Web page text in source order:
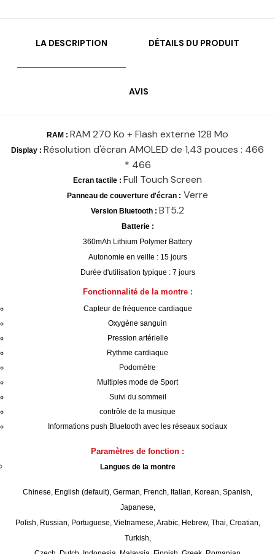
LA DESCRIPTION DÉTAILS DU PRODUIT
AVIS
RAM : RAM 270 Ko + Flash externe 128 Mo
Display : Résolution d'écran AMOLED de 1,43 pouces : 466
* 466
Ecran tactile : Full Touch Screen
Panneau de couverture d'écran : Verre
Version Bluetooth : BT5.2
Batterie :
360mAh Lithium Polymer Battery
Autonomie en veille : 15 jours
Durée d'utilisation typique : 7 jours
Fonctionnalité de la montre :
Capteur de fréquence cardiaque
Oxygène sanguin
Pression artérielle
Rythme cardiaque
Podomètre
Multiples mode de Sport
Suivi du sommeil
contrôle de la musique
Informations push Bluetooth avec les réseaux sociaux
Paramètres de fonction :
Langues de la montre
Chinese, English (default), German, French, Italian, Korean, Spanish,
Japanese,
Polish, Russian, Portuguese, Vietnamese, Arabic, Hebrew, Thai, Croatian,
Turkish,